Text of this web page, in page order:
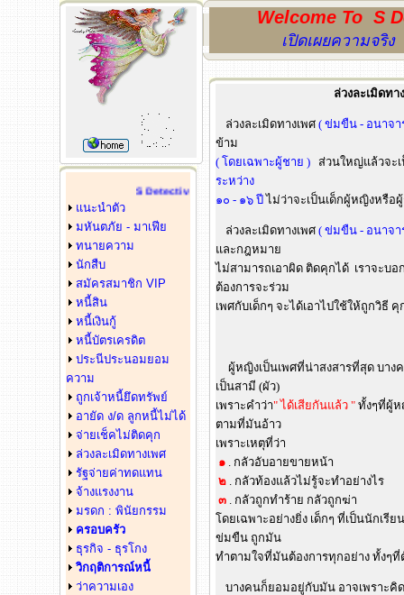
S Detective & Lawyer
แนะนำตัว
มหันตภัย - มาเฟีย
ทนายความ
นักสืบ
สมัครสมาชิก VIP
หนี้สิน
หนี้เงินกู้
หนี้บัตรเครดิต
ประนีประนอมยอม
ความ
ถูกเจ้าหนี้ยึดทรัพย์
อายัด ง/ด ลูกหนี้ไม่ได้
จ่ายเช็คไม่ติดคุก
ล่วงละเมิดทางเพศ
รัฐจ่ายค่าทดแทน
จ้างแรงงาน
มรดก : พินัยกรรม
ครอบครัว
ธุรกิจ - ธุรโกง
วิกฤติการณ์หนี้
ว่าความเอง
Welcome To S
เปิดเผยความจริ
ล่วงละเมิดท
ล่วงละเมิดทางเพศ ( ข่มขืน - อนาจา
ข้าม
( โดยเฉพาะผู้ชาย )
ส่วนใหญ่แล้วจะ
ระหว่าง
๑๐ - ๑๖ ปีไม่ว่าจะเป็นเด็กผู้หญิงหรือ
ล่วงละเมิดทางเพศ ( ข่มขืน - อนาจา
และกฎหมาย
ไม่สามารถเอาผิด ติดคุกได้ เราจะบ
ต้องการจะร่วม
เพศกับเด็กๆ จะได้เอาไปใช้ให้ถูกวิธี
ผู้หญิงเป็นเพศที่น่าสงสารที่สุด บา
เป็นสามี (ผัว)
เพราะคำว่า" ได้เสียกันแล้ว "ทั้งๆที่ผู้ห
ตามที่มันอ้าว
เพราะเหตุที่ว่า
๑. กลัวอับอายขายหน้า
๒. กลัวท้องแล้วไม่รู้จะทำอย่างไร
๓ . กลัวถูกทำร้าย กลัวถูกฆ่า
โดยเฉพาะอย่างยิ่ง เด็กๆ ที่เป็นนักเ
ข่มขืน ถูกมัน
ทำตามใจที่มันต้องการทุกอย่าง ทั้งๆที่
บางคนก็ยอมอยู่กับมัน อาจเพราะคิ